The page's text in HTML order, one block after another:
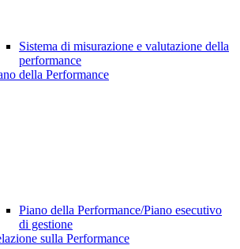
Sistema di misurazione e valutazione della
performance
della Performance
Piano della Performance/Piano esecutivo
di gestione
sulla Performance